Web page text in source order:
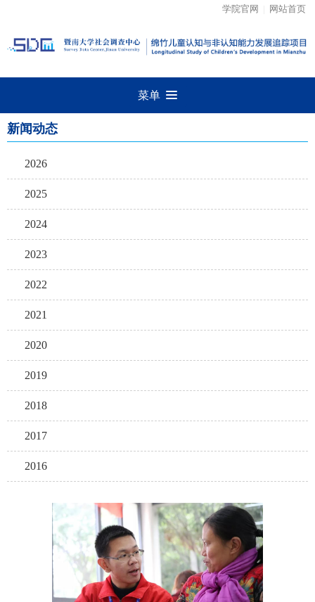
学院官网 网站首页
菜单
新闻动态
2026
2025
2024
2023
2022
2021
2020
2019
2018
2017
2016